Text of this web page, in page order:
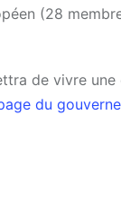
(28
de vivre une
du